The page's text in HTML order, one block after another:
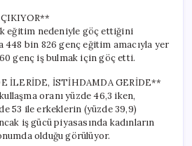
eğitim nedeniyle göç ettiğini
448 bin 826 genç eğitim amacıyla yer
genç iş bulmak için göç etti.
İLERİDE, İSTİHDAMDA GERİDE**
oranı yüzde 46,3 iken,
53 ile erkeklerin (yüzde 39,9)
iş gücü piyasasında kadınların
olduğu görülüyor.